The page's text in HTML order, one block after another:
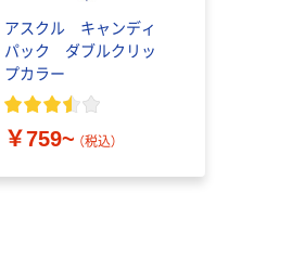
アスクル キャンディ
パック ダブルクリッ
プカラー
￥759~ （税込）